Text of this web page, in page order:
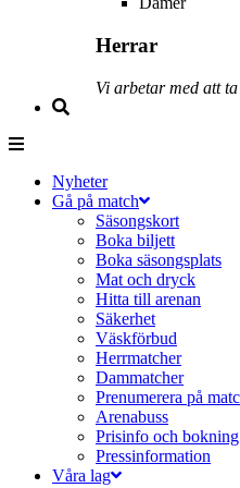
Herrar
Vi arbetar med att
Nyheter
Gå på match
Säsongskort
Boka biljett
Boka säsongsplats
Mat och dryck
Hitta till arenan
Säkerhet
Väskförbud
Herrmatcher
Dammatcher
Prenumerera på
Arenabuss
Prisinfo och bokning
Pressinformation
Våra lag